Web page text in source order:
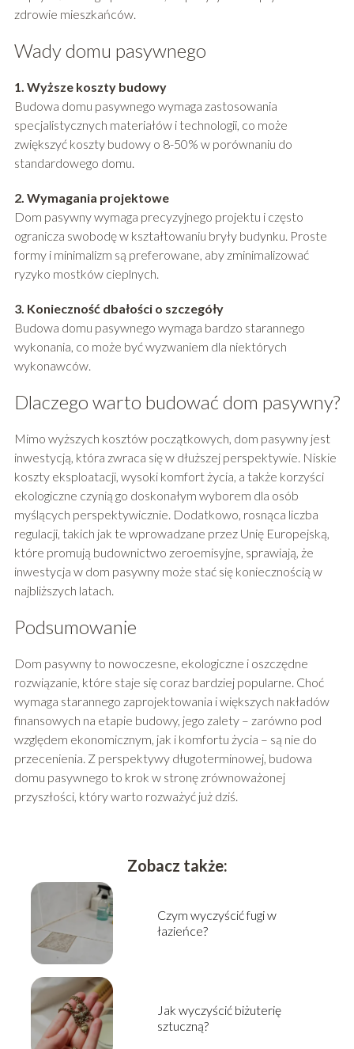
zdrowie mieszkańców.
Wady domu pasywnego
1. Wyższe koszty budowy
Budowa domu pasywnego wymaga zastosowania
specjalistycznych materiałów i technologii, co może
zwiększyć koszty budowy o 8-50% w porównaniu do
standardowego domu.
2. Wymagania projektowe
Dom pasywny wymaga precyzyjnego projektu i często
ogranicza swobodę w kształtowaniu bryły budynku. Proste
formy i minimalizm są preferowane, aby zminimalizować
ryzyko mostków cieplnych.
3. Konieczność dbałości o szczegóły
Budowa domu pasywnego wymaga bardzo starannego
wykonania, co może być wyzwaniem dla niektórych
wykonawców.
Dlaczego warto budować dom pasywny?
Mimo wyższych kosztów początkowych, dom pasywny jest
inwestycją, która zwraca się w dłuższej perspektywie. Niskie
koszty eksploatacji, wysoki komfort życia, a także korzyści
ekologiczne czynią go doskonałym wyborem dla osób
myślących perspektywicznie. Dodatkowo, rosnąca liczba
regulacji, takich jak te wprowadzane przez Unię Europejską,
które promują budownictwo zeroemisyjne, sprawiają, że
inwestycja w dom pasywny może stać się koniecznością w
najbliższych latach.
Podsumowanie
Dom pasywny to nowoczesne, ekologiczne i oszczędne
rozwiązanie, które staje się coraz bardziej popularne. Choć
wymaga starannego zaprojektowania i większych nakładów
finansowych na etapie budowy, jego zalety – zarówno pod
względem ekonomicznym, jak i komfortu życia – są nie do
przecenienia. Z perspektywy długoterminowej, budowa
domu pasywnego to krok w stronę zrównoważonej
przyszłości, który warto rozważyć już dziś.
Zobacz także:
Czym wyczyścić fugi w
łazieńce?
Jak wyczyścić biżuterię
sztuczną?